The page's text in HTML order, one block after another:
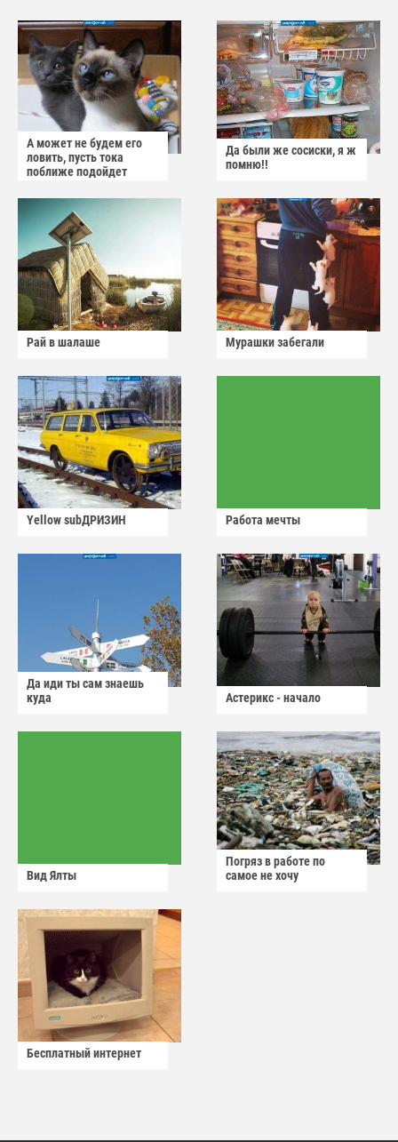
А может не будем его
ловить, пусть тока
поближе подойдет
Да были же сосиски, я ж
помню!!
Рай в шалаше Мурашки забегали
Yellow subДРИЗИН Работа мечты
Да иди ты сам знаешь
куда
Астерикс - начало
Вид Ялты
Погряз в работе по
самое не хочу
Бесплатный интернет